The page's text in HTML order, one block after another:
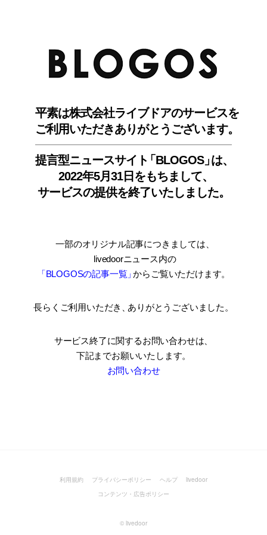
平素は株式会社ライブドアのサービスを
ご利用いただきありがとうございます。
提言型ニュースサイ ト「BLOGOS」は、
2022年5月31日をもちまして、
サービスの提供を終了いたしました。
一部のオリジナル記事につきましては
livedoorニュース内の
「BLOGOSの記事一覧」からご覧いただけます。
長らくご利用いただき ありがとうございました。
サービス終了に関するお問い合わせは、
下記までお願いいたします。
お問い合わせ
利用規約 プライバシーポリシー ヘルプ
livedoor
コンテンツ・広告ポリシー
© livedoor